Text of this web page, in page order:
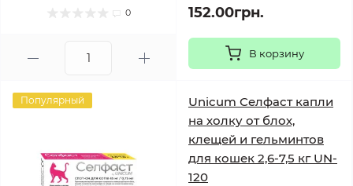
0 152.00грн.
В корзину
Популярный
Unicum Селфаст капли
на холку от блох,
клещей и гельминтов
для кошек 2,6-7,5 кг UN-
120